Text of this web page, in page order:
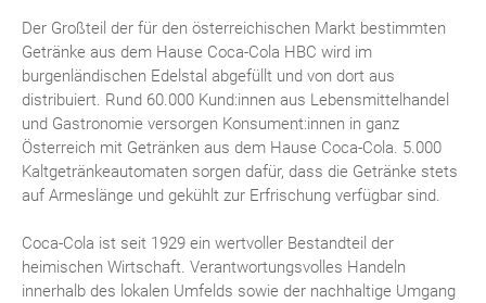
Der Großteil der für den österreichischen Markt bestimmten
Getränke aus dem Hause Coca-Cola HBC wird im
burgenländischen Edelstal abgefüllt und von dort aus
distribuiert. Rund 60.000 Kund:innen aus Lebensmittelhandel
und Gastronomie versorgen Konsument:innen in ganz
Österreich mit Getränken aus dem Hause Coca-Cola. 5.000
Kaltgetränkeautomaten sorgen dafür, dass die Getränke stets
auf Armeslänge und gekühlt zur Erfrischung verfügbar sind.
Coca-Cola ist seit 1929 ein wertvoller Bestandteil der
heimischen Wirtschaft. Verantwortungsvolles Handeln
innerhalb des lokalen Umfelds sowie der nachhaltige Umgang